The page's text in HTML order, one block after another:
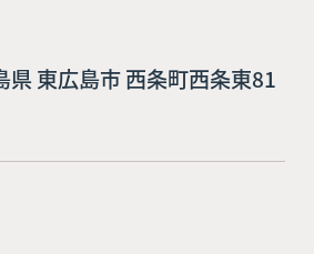
県 東広島市 西条町西条東81